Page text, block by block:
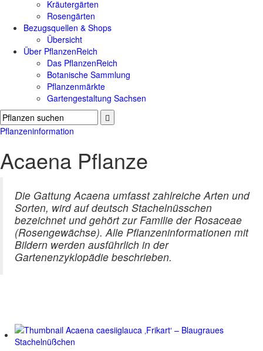
Kräutergärten
Rosengärten
Bezugsquellen & Shops
Übersicht
Über PflanzenReich
Das PflanzenReich
Botanische Sammlung
Pflanzenmärkte
Gartengestaltung Sachsen
Pflanzeninformation
Acaena Pflanze
Die Gattung Acaena umfasst zahlreiche Arten und
Sorten, wird auf deutsch Stachelnüsschen
bezeichnet und gehört zur Familie der Rosaceae
(Rosengewächse). Alle Pflanzeninformationen mit
Bildern werden ausführlich in der
Gartenenzyklopädie beschrieben.